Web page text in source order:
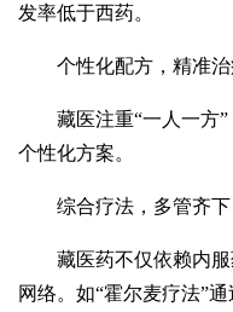
发率低于西药。
个性化配方，精准治
藏医注重“一人一方
个性化方案。
综合疗法，多管齐下
藏医药不仅依赖内
网络。如“霍尔麦疗法”